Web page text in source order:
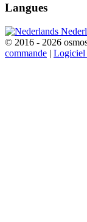
Langues
© 2016 - 2026
commande | Logiciel